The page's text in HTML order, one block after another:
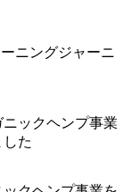
ニングジャーニ